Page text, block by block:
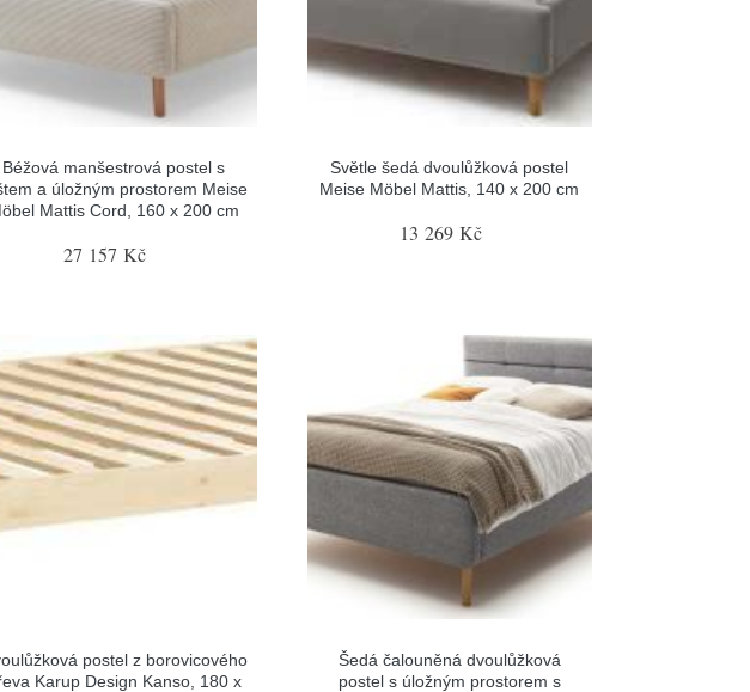
Béžová manšestrová postel s
a úložným prostorem Meise
Mattis Cord, 160 x 200 cm
27 157 Kč
Světle šedá dvoulůžková postel
Meise Möbel Mattis, 140 x 200 cm
13 269 Kč
postel z borovicového
Karup Design Kanso, 180 x
Šedá čalouněná dvoulůžková
postel s úložným prostorem s